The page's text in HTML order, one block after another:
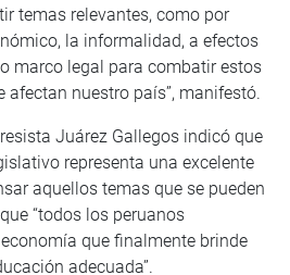
temas relevantes, como por
la informalidad, a efectos
marco legal para combatir estos
afectan nuestro país”, manifestó.
Juárez Gallegos indicó que
representa una excelente
aquellos temas que se pueden
“todos los peruanos
que finalmente brinde
adecuada”.